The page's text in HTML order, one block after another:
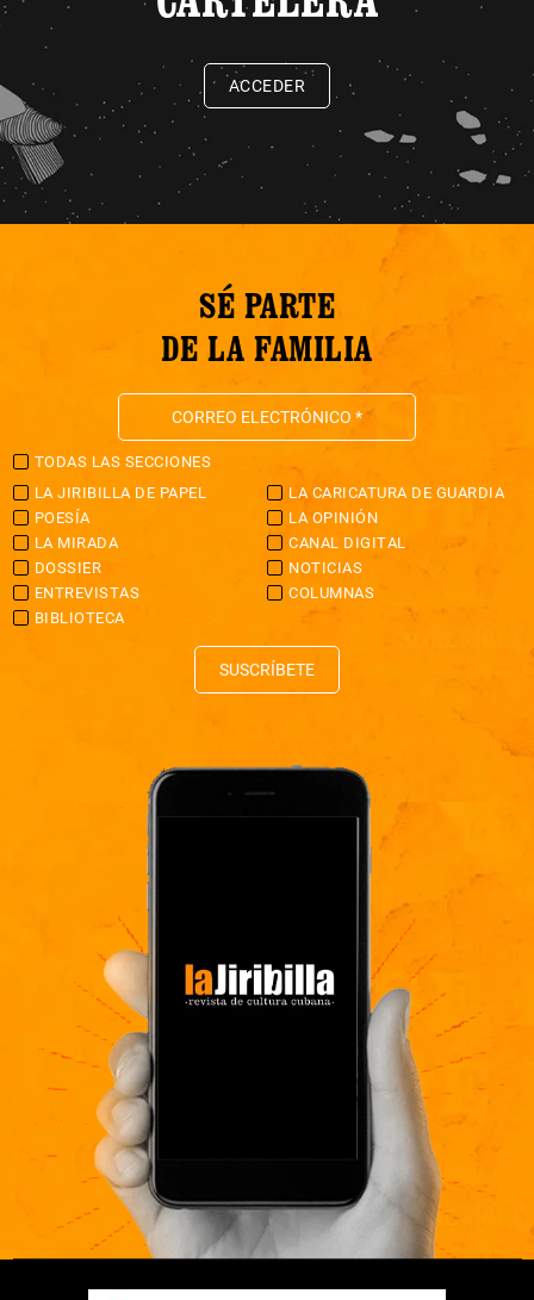
ACCEDER
SÉ PARTE
DE LA FAMILIA
TODAS LAS SECCIONES
LA JIRIBILLA DE PAPEL
LA CARICATURA DE GUARDIA
POESÍA
LA OPINIÓN
LA MIRADA
CANAL DIGITAL
DOSSIER
NOTICIAS
ENTREVISTAS
COLUMNAS
BIBLIOTECA
SUSCRÍBETE